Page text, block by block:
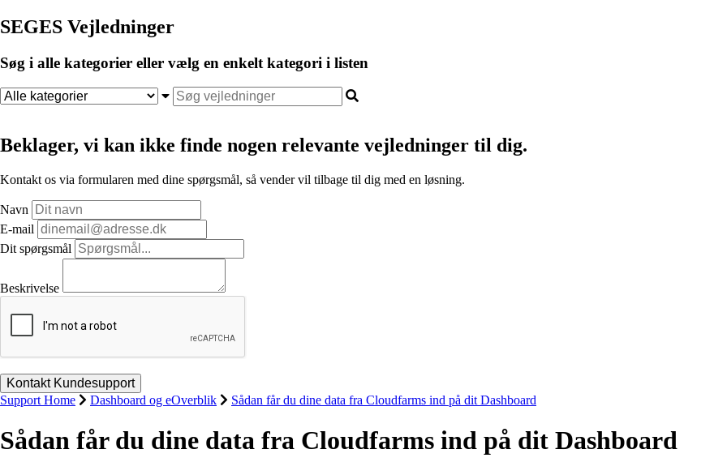
SEGES Vejledninger
Søg i alle kategorier eller vælg en enkelt kategori i listen
Beklager, vi kan ikke finde nogen relevante vejledninger til dig.
Kontakt os via formularen med dine spørgsmål, så vender vil tilbage til dig med en løsning.
Navn
E-mail
Dit spørgsmål
Beskrivelse
Support Home Dashboard og eOverblik Sådan får du dine data fra Cloudfarms ind på dit Dashboard
Sådan får du dine data fra Cloudfarms ind på dit Dashboard